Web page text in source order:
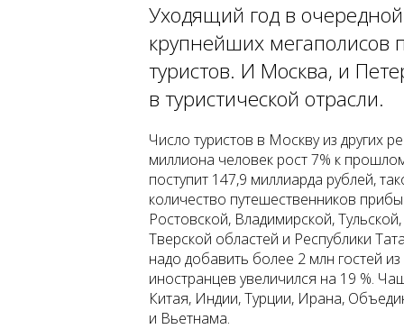
Уходящий год в
крупнейших мегаполисов
туристов. И Москва, и
в туристической отрасли.
Число туристов в Москву из других
миллиона человек рост 7% к
поступит 147,9 миллиарда рублей,
количество путешественников
Ростовской, Владимирской,
Тверской областей и Республики
надо добавить более 2 млн гостей
иностранцев увеличился на 19 %.
Китая, Индии, Турции, Ирана,
и Вьетнама.